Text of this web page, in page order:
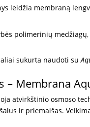
leidžia membraną
polimerinių
sukurta naudoti su
– Membrana
atvirkštinio osmoso
ir priemaišas.